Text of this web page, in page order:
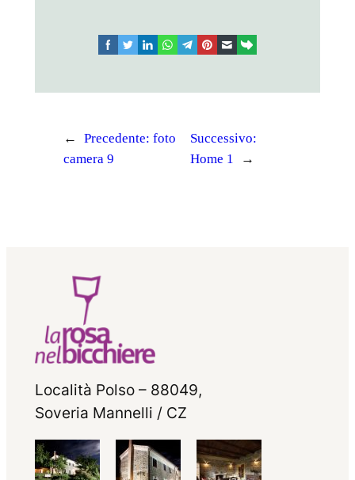
facebooktwitterlinkedinwhatsapptelegram
pinterest email link
← Precedente: foto
camera 9
Successivo:
Home 1
→
Località Polso – 88049,
Soveria Mannelli / CZ